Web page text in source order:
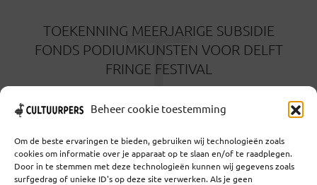
Beheer cookie toestemming
Om de beste ervaringen te bieden, gebruiken wij technologieën zoals
cookies om informatie over je apparaat op te slaan en/of te raadplegen.
Door in te stemmen met deze technologieën kunnen wij gegevens zoals
surfgedrag of unieke ID's op deze site verwerken. Als je geen
TOEKENNING MEERJARIGE SUBSIDIE
FONDS PODIUMKUNSTEN VOOR DELFT
FRINGE FESTIVAL
T